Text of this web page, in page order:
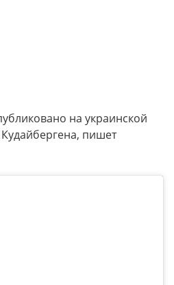
на украинской
пишет